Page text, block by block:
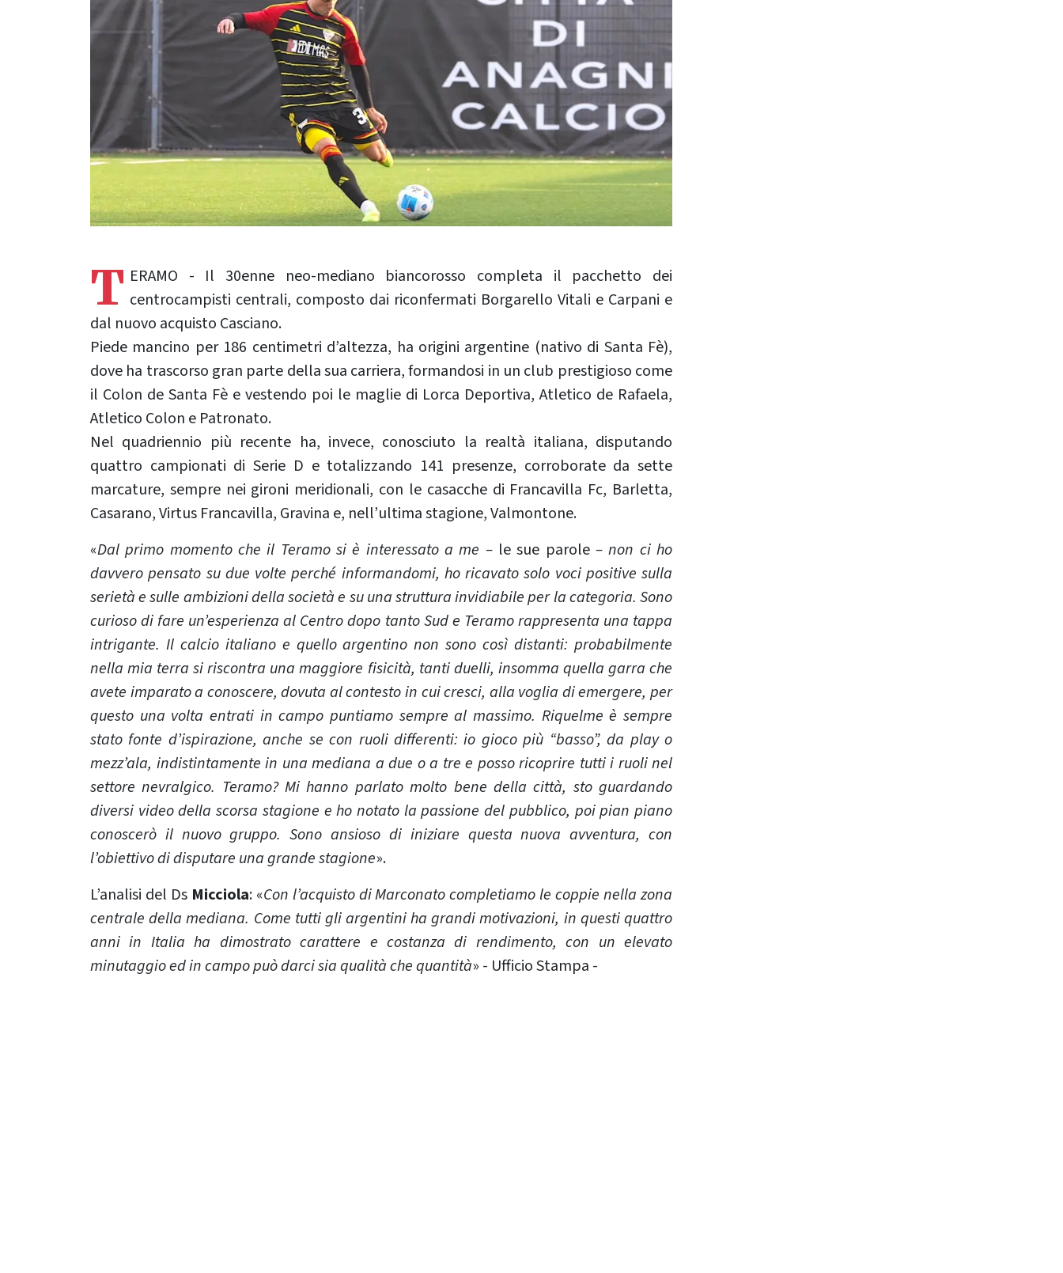
T ERAMO - Il 30enne neo-mediano biancorosso completa il pacchetto dei
centrocampisti centrali, composto dai riconfermati Borgarello Vitali e Carpani e
dal nuovo acquisto Casciano.
Piede mancino per 186 centimetri d’altezza, ha origini argentine (nativo di Santa Fè),
dove ha trascorso gran parte della sua carriera, formandosi in un club prestigioso come
il Colon de Santa Fè e vestendo poi le maglie di Lorca Deportiva, Atletico de Rafaela,
Atletico Colon e Patronato.
Nel quadriennio più recente ha, invece, conosciuto la realtà italiana, disputando
quattro campionati di Serie D e totalizzando 141 presenze, corroborate da sette
marcature, sempre nei gironi meridionali, con le casacche di Francavilla Fc, Barletta,
Casarano, Virtus Francavilla, Gravina e, nell’ultima stagione, Valmontone.
«Dal primo momento che il Teramo si è interessato a me – le sue parole– non ci ho
davvero pensato su due volte perché informandomi, ho ricavato solo voci positive sulla
serietà e sulle ambizioni della società e su una struttura invidiabile per la categoria. Sono
curioso di fare un’esperienza al Centro dopo tanto Sud e Teramo rappresenta una tappa
intrigante. Il calcio italiano e quello argentino non sono così distanti: probabilmente
nella mia terra si riscontra una maggiore fisicità, tanti duelli, insomma quella garra che
avete imparato a conoscere, dovuta al contesto in cui cresci, alla voglia di emergere, per
questo una volta entrati in campo puntiamo sempre al massimo. Riquelme è sempre
stato fonte d’ispirazione, anche se con ruoli differenti: io gioco più “basso”, da play o
mezz’ala, indistintamente in una mediana a due o a tre e posso ricoprire tutti i ruoli nel
settore nevralgico. Teramo? Mi hanno parlato molto bene della città, sto guardando
diversi video della scorsa stagione e ho notato la passione del pubblico, poi pian piano
conoscerò il nuovo gruppo. Sono ansioso di iniziare questa nuova avventura, con
l’obiettivo di disputare una grande stagione».
L’analisi del Ds Micciola: «Con l’acquisto di Marconato completiamo le coppie nella zona
centrale della mediana. Come tutti gli argentini ha grandi motivazioni, in questi quattro
anni in Italia ha dimostrato carattere e costanza di rendimento, con un elevato
minutaggio ed in campo può darci sia qualità che quantità» - Ufficio Stampa -